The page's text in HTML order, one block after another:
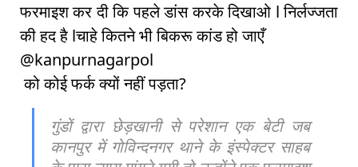
फरमाइश कर दी कि पहले डांस करके दिखाओ l निर्लज्जता
की हद है lचाहे कितने भी बिकरू कांड हो जाएँ
@kanpurnagarpol
को कोई फर्क क्यों नहीं पड़ता?
गुंडों द्वारा छेड़खानी से परेशान एक बेटी जब
कानपुर में गोविन्दनगर थाने के इंस्पेक्टर साहब